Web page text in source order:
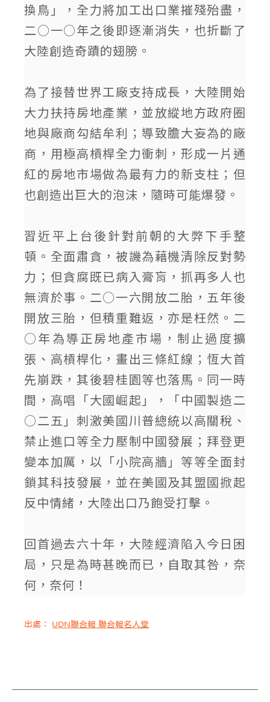
換鳥」，全力將加工出口業摧殘殆盡，
二○一○年之後即逐漸消失，也折斷了
大陸創造奇蹟的翅膀。
為了接替世界工廠支持成長，大陸開始
大力扶持房地產業，並放縱地方政府圈
地與廠商勾結牟利；導致膽大妄為的廠
商，用極高槓桿全力衝刺，形成一片通
紅的房地市場做為最有力的新支柱；但
也創造出巨大的泡沫，隨時可能爆發。
習近平上台後針對前朝的大弊下手整
頓。全面肅貪，被譏為藉機清除反對勢
力；但貪腐既已病入膏肓，抓再多人也
無濟於事。二○一六開放二胎，五年後
開放三胎，但積重難返，亦是枉然。二
○年為導正房地產市場，制止過度擴
張、高槓桿化，畫出三條紅線；恆大首
先崩跌，其後碧桂園等也落馬。同一時
間，高唱「大國崛起」，「中國製造二
○二五」刺激美國川普總統以高關稅、
禁止進口等全力壓制中國發展；拜登更
變本加厲，以「小院高牆」等等全面封
鎖其科技發展，並在美國及其盟國掀起
反中情緒，大陸出口乃飽受打擊。
回首過去六十年，大陸經濟陷入今日困
局，只是為時甚晚而已，自取其咎，奈
何，奈何！
出處： UDN聯合報 聯合報名人堂